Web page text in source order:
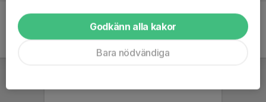
Godkänn alla kakor
Bara nödvändiga